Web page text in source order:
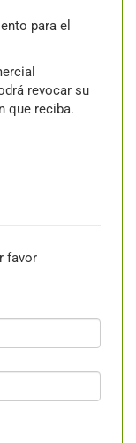
para el
revocar su
que reciba.
favor